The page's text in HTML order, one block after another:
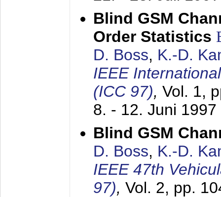
Blind GSM
Order Statistics
D. Boss, K.-D.
IEEE
(ICC 97), Vol. 1,
8. - 12. Juni 1997
Blind GSM
D. Boss, K.-D.
IEEE 47th
97), Vol. 2, pp.